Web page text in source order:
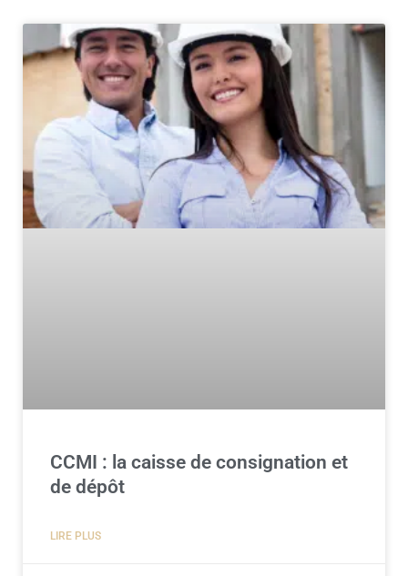
CCMI : la caisse de consignation et
de dépôt
LIRE PLUS